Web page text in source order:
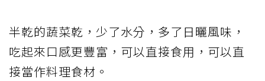
半乾的蔬菜乾，少了水分，多了日曬風味，
吃起來口感更豐富，可以直接食用，可以直
接當作料理食材。